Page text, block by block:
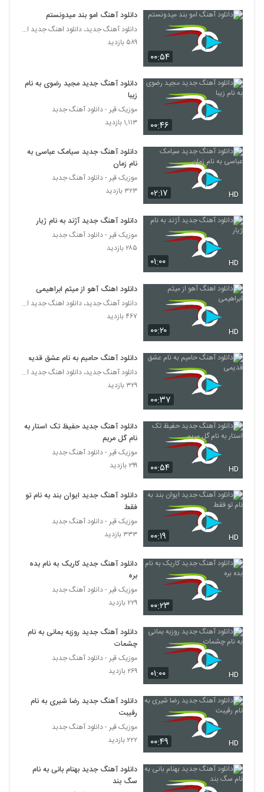
مهراد هیدن آهنگ راکا چاک (به همراه پیشرو)
5690
Amir Khalvat Kojaei Dada
۳۰۳ بازدید
آهنگ علیبی بنام محکم (به همراه رض)
۲۵۹ بازدید
دانلود آهنگ بهزاد لیتو طول میکشه تایپ (به
همراه ویلسون)
5693 میلاد اس
5694
آهنگ شاهین سلیمانی بنام صبوری
۲۲۵ بازدید
Javad Shaygan Harfaye Bachegoone
5696
۲۶۱ بازدید
5697
دانلود آهنگ جدید و زیبای بهادر طوافچیان با
نام تو یار منی
Shahriar Khatoone Man)
۲۳۹ بازدید
5699
موزیک زیبای جان جانان از امیرحسین
اسماعیلی
حامد غفاری آهنگ یه تنه
۲۶۹ بازدید
دانلود آهنگ جدید و زیبای محمد ابراهیمیان با
نام شوخی نکن
۲۳۰ بازدید
5702
محسن رهام آهنگ رسم عاشقی
آهنگ غربت از بیژن نظری(پاپ)
5704
دانلود آهنگ ریسمان همه چی رو نرومه (به
همراه مصداق)
۲۳۱ بازدید
5705
دانلود آهنگ طول میکشه تایپ (به همراه لیتو)
از ویلسون
۰۰:۵۴
دانلود آهنگ امو بند میدونستم
دانلود آهنگ جدید، دانلود اهنگ جدید ایرانی
۵۸۹ بازدید
۰۰:۴۶
دانلود آهنگ جدید مجید رضوی به نام
زیبا
موزیک قیر - دانلود آهنگ جدبد
۱,۱۱۳ بازدید
۰۲:۱۷ HD
دانلود آهنگ جدید سیامک عباسی به
نام زمان
موزیک قیر - دانلود آهنگ جدبد
۳۲۳ بازدید
۰۱:۰۰ HD
دانلود آهنگ جدید آژند به نام ژیار
موزیک قیر - دانلود آهنگ جدبد
۲۸۵ بازدید
۰۰:۲۰ HD
دانلود اهنگ آهو از میثم ابراهیمی
دانلود آهنگ جدید، دانلود اهنگ جدید ایرانی
۴۶۷ بازدید
۰۰:۳۷
دانلود آهنگ حامیم به نام عشق قدیمی
دانلود آهنگ جدید، دانلود اهنگ جدید ایرانی
۳۲۹ بازدید
۰۰:۵۴ HD
دانلود آهنگ جدید حفیظ تک استار به
نام گل مریم
موزیک قیر - دانلود آهنگ جدبد
۲۹۹ بازدید
۰۰:۱۹ HD
دانلود آهنگ جدید ایوان بند به نام تو
فقط
موزیک قیر - دانلود آهنگ جدبد
۳۳۳ بازدید
۰۰:۲۳
دانلود آهنگ جدید کاریک به نام بده
بره
موزیک قیر - دانلود آهنگ جدبد
۲۲۹ بازدید
۰۱:۰۰ HD
دانلود آهنگ جدید روزبه بمانی به نام
چشمات
موزیک قیر - دانلود آهنگ جدبد
۲۶۹ بازدید
۰۰:۴۹ HD
دانلود آهنگ جدید رضا شیری به نام
رقیبت
موزیک قیر - دانلود آهنگ جدبد
۲۲۲ بازدید
دانلود آهنگ جدید بهنام بانی به نام
سگ بند